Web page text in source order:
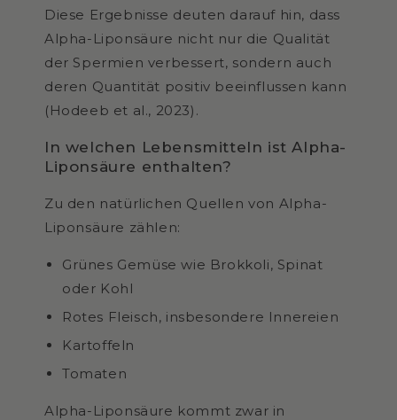
Diese Ergebnisse deuten darauf hin, dass
Alpha-Liponsäure nicht nur die Qualität
der Spermien verbessert, sondern auch
deren Quantität positiv beeinflussen kann
(Hodeeb et al., 2023).
In welchen Lebensmitteln ist Alpha-
Liponsäure enthalten?
Zu den natürlichen Quellen von Alpha-
Liponsäure zählen:
Grünes Gemüse wie Brokkoli, Spinat
oder Kohl
Rotes Fleisch, insbesondere Innereien
Kartoffeln
Tomaten
Alpha-Liponsäure kommt zwar in